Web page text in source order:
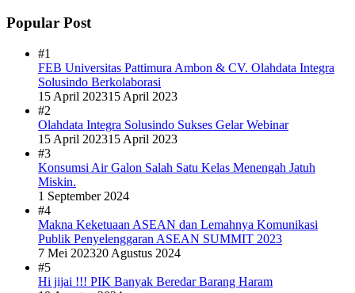
Popular Post
#1
FEB Universitas Pattimura Ambon & CV. Olahdata Integra
Solusindo Berkolaborasi
15 April 202315 April 2023
#2
Olahdata Integra Solusindo Sukses Gelar Webinar
15 April 202315 April 2023
#3
Konsumsi Air Galon Salah Satu Kelas Menengah Jatuh
Miskin.
1 September 2024
#4
Makna Keketuaan ASEAN dan Lemahnya Komunikasi
Publik Penyelenggaran ASEAN SUMMIT 2023
7 Mei 202320 Agustus 2024
#5
Hi jijai !!! PIK Banyak Beredar Barang Haram